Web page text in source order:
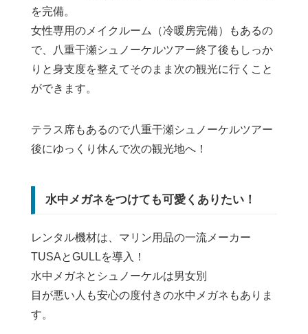
を完備。
女性専用のメイクルーム（冷暖房完備）もあるの
で、八重干瀬シュノーケルツアー終了後もしっか
りと身支度を整えてそのまま次の観光に行くこと
ができます。
テラス席もあるので八重干瀬シュノーケルツアー
後にゆっくり休んで次の観光地へ！
水中メガネをつけても可愛くありたい！
レンタル機材は、マリン用品の一流メーカー
TUSAとGULLを導入！
水中メガネとシュノーケルは男女別
目が悪い人も安心の度付きの水中メガネもありま
す。